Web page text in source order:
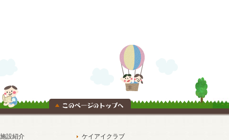
施設紹介 ケイアイクラブ